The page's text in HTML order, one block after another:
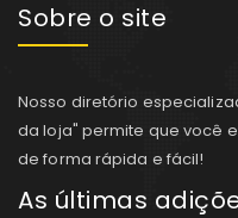
Sobre o site
Nosso diretório
da loja" permite que você
de forma rápida e fácil!
As últimas